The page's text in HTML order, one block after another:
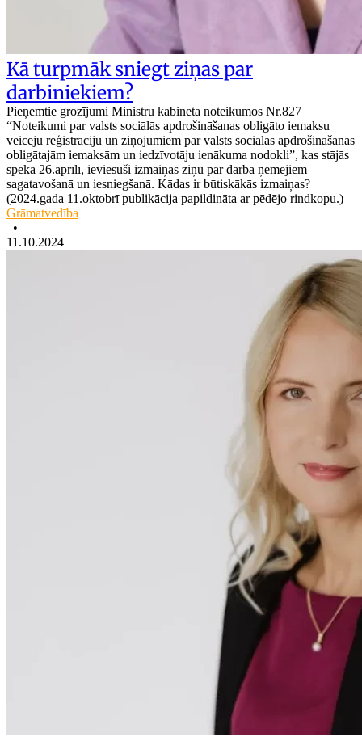
Kā turpmāk sniegt ziņas par
darbiniekiem?
Pieņemtie grozījumi Ministru kabineta noteikumos Nr.827
“Noteikumi par valsts sociālās apdrošināšanas obligāto iemaksu
veicēju reģistrāciju un ziņojumiem par valsts sociālās apdrošināšanas
obligātajām iemaksām un iedzīvotāju ienākuma nodokli”, kas stājās
spēkā 26.aprīlī, ieviesuši izmaiņas ziņu par darba ņēmējiem
sagatavošanā un iesniegšanā. Kādas ir būtiskākās izmaiņas?
(2024.gada 11.oktobrī publikācija papildināta ar pēdējo rindkopu.)
Grāmatvedība
•
11.10.2024